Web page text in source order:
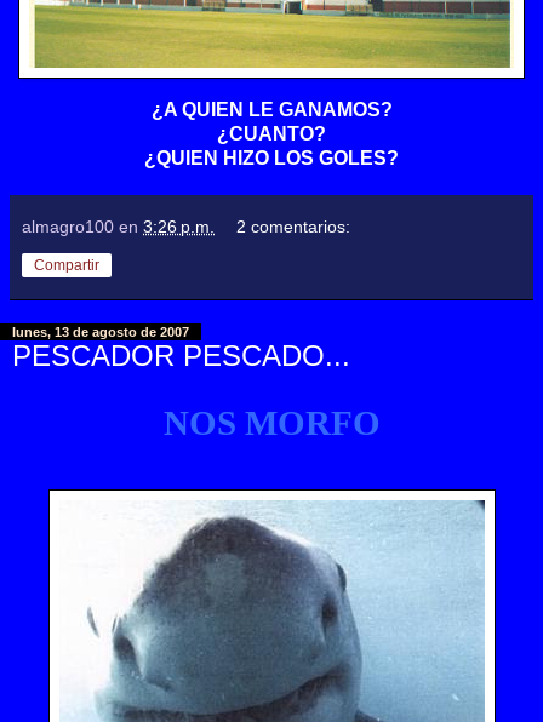
¿A QUIEN LE GANAMOS?
¿CUANTO?
¿QUIEN HIZO LOS GOLES?
almagro100 en 3:26 p.m. 2 comentarios:
Compartir
lunes, 13 de agosto de 2007
PESCADOR PESCADO...
NOS MORFO